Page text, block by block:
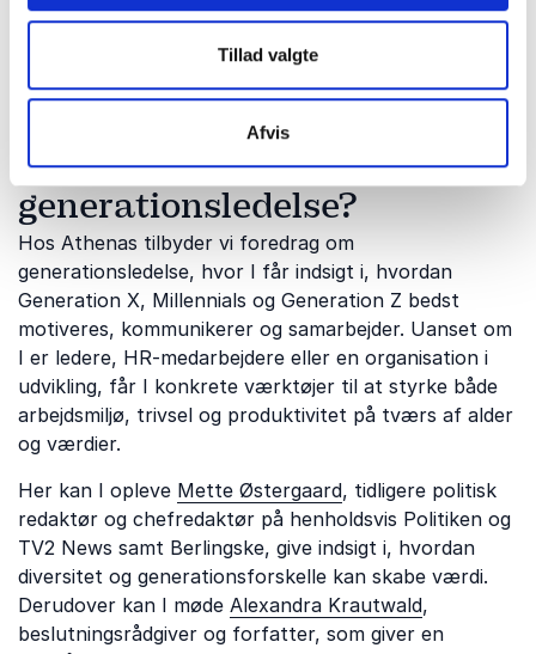
Tillad valgte
Afvis
respekt og fælles resultater.
Hvilke emner dækker vores
foredrag om
generationsledelse?
Hos Athenas tilbyder vi foredrag om
generationsledelse, hvor I får indsigt i, hvordan
Generation X, Millennials og Generation Z bedst
motiveres, kommunikerer og samarbejder. Uanset om
I er ledere, HR-medarbejdere eller en organisation i
udvikling, får I konkrete værktøjer til at styrke både
arbejdsmiljø, trivsel og produktivitet på tværs af alder
og værdier.
Her kan I opleve Mette Østergaard, tidligere politisk
redaktør og chefredaktør på henholdsvis Politiken og
TV2 News samt Berlingske, give indsigt i, hvordan
diversitet og generationsforskelle kan skabe værdi.
Derudover kan I møde Alexandra Krautwald,
beslutningsrådgiver og forfatter, som giver en